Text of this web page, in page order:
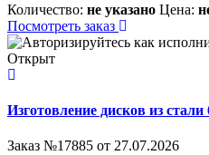
Количество: не указано Цена:
Посмотреть заказ
Открыт
Изготовление дисков из стали
Заказ №17885 от 27.07.2026